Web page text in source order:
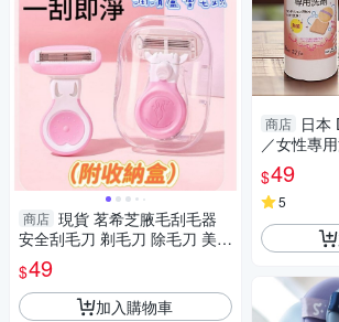
商店 現貨 茗希芝腋毛刮毛器
安全刮毛刀 剃毛刀 除毛刀 美體
刀 女士專用安全除毛刀
$49
加入購物車
商店 日本
／女性專
可選【小
$49
5